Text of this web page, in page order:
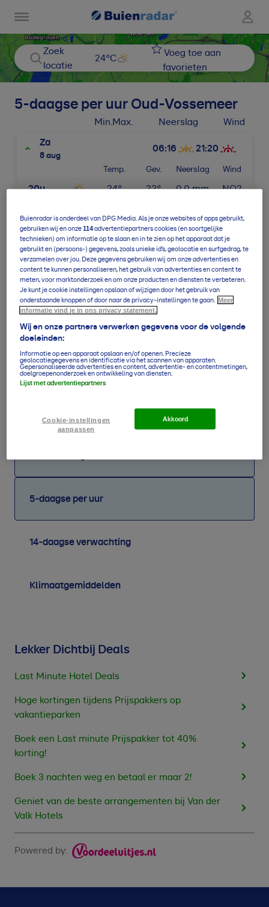
Zoek
locatie
24°C
Voeg toe aan
favorieten
5-daagse per uur
14-daagse verwachting
Klimaatgemiddelden
Lekker Dichtbij Deals
Last Minute Hotel Deals
Hoge kortingen tijdens Prijspakkers op
vakantieparken
Boek een Last minute Prijspakker tot 40%
korting!
Boek 3 nachten weg en betaal er maar 2!
Geniet van de beste arrangementen bij Van der
Valk Hotels
Powered by:
5-daagse per uur Oud-Vossemeer
Min. Max. Neerslag Wind
Za
8 aug
06:16 21:20
Temp. Gev. Neerslag Wind
20u 24° 22° 0,0mm NO2
22u 19° 17° 0,0mm NO2
23u 18° 16° 0,0mm O2
9 aug
14°/32° 0,0mm
10 aug
16°/26° 0,0mm NW3
Di
11 aug
13°/25° 0,0mm
Wo
Buienradar is onderdeel van DPG Media. Als je onze websites of apps gebruikt,
gebruiken wij en onze114advertentiepartners cookies (en soortgelijke
technieken) om informatie op te slaan en in te zien op het apparaat dat je
gebruikt en (persoons-) gegevens, zoals unieke id’s, geolocatie en surfgedrag, te
verzamelen over jou. Deze gegevens gebruiken wij om onze advertenties en
content te kunnen personaliseren, het gebruik van advertenties en content te
meten, voor marktonderzoek en om onze producten en diensten te verbeteren.
Je kunt je cookie instellingen opslaan of wijzigen door het gebruik van
onderstaande knoppen of door naar de privacy-instellingen te gaan.
Meer
informatie vind je in ons privacy statement.
Wij en onze partners verwerken gegevens voor de volgende
doeleinden:
Informatie op een apparaat opslaan en/of openen. Precieze
geolocatiegegevens en identificatie via het scannen van apparaten.
Gepersonaliseerde advertenties en content, advertentie- en contentmetingen,
doelgroepenonderzoek en ontwikkeling van diensten.
Lijst met advertentiepartners
Cookie-instellingen
aanpassen
Akkoord